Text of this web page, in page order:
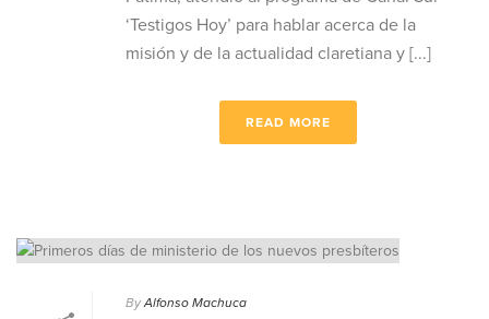
‘Testigos Hoy’ para hablar acerca de la
misión y de la actualidad claretiana y [...]
READ MORE
By Alfonso Machuca